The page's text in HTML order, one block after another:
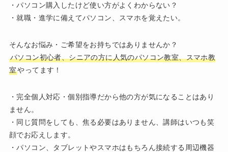
・パソコン購入したけど使い方がよくわからない？
・就職・進学に備えてパソコン、スマホを覚えたい。
そんなお悩み・ご希望をお持ちではありませんか？
パソコン初心者、シニアの方に人気のパソコン教室、スマホ教
室やってます！
・完全個人対応・個別指導だから他の方が気になることはあり
ません。
・同じ質問をしても、焦る必要はありません、講師はいつも笑
顔でお応えします。
・パソコン、タブレットやスマホはもちろん接続する周辺機器